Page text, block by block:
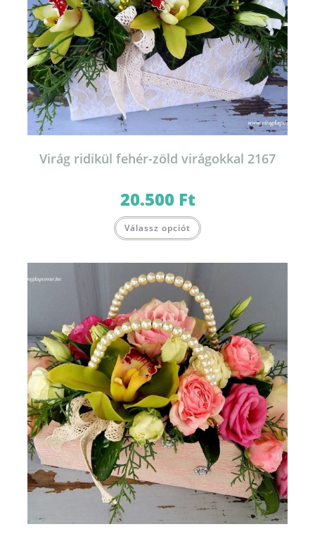
Virág ridikül fehér-zöld virágokkal 2167
20.500 Ft
Válassz opciót